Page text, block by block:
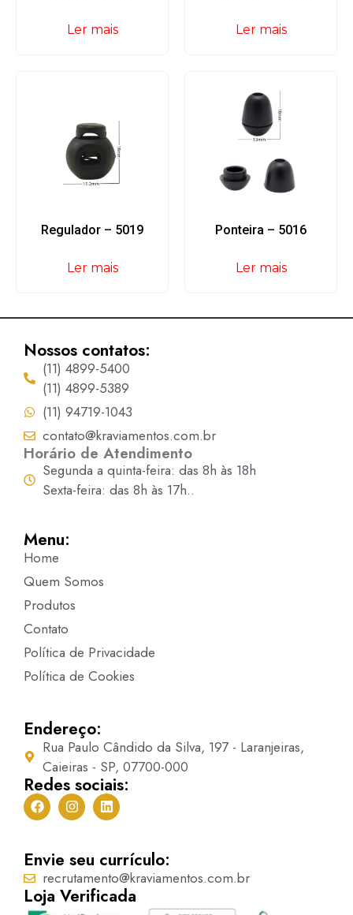
Ler mais Ler mais
Regulador – 5019
Ler mais
Ponteira – 5016
Ler mais
Nossos contatos:
(11) 4899-5400
(11) 4899-5389
(11) 94719-1043
contato@kraviamentos.com.br
Horário de Atendimento
Segunda a quinta-feira: das 8h às 18h
Sexta-feira: das 8h às 17h..
Menu:
Home
Quem Somos
Produtos
Contato
Política de Privacidade
Política de Cookies
Endereço:
Rua Paulo Cândido da Silva, 197 - Laranjeiras,
Caieiras - SP, 07700-000
Redes sociais:
Envie seu currículo:
recrutamento@kraviamentos.com.br
Loja Verificada